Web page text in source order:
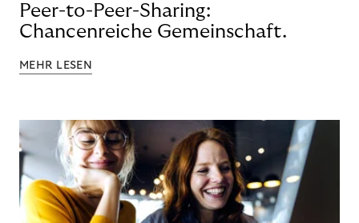
Peer-to-Peer-Sharing:
Chancenreiche Gemeinschaft.
MEHR LESEN